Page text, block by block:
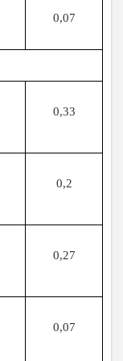
0,07
0,33
0,2
0,27
0,07